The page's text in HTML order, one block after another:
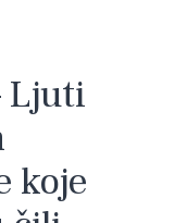
Ljuti
koje